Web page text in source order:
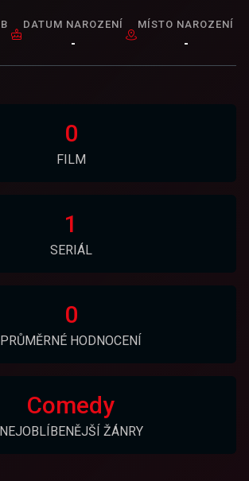
DATUM NAROZENÍ
-
MÍSTO NAROZENÍ
-
0
FILM
1
SERIÁL
0
PRŮMĚRNÉ HODNOCENÍ
Comedy
NEJOBLÍBENĚJŠÍ ŽÁNRY